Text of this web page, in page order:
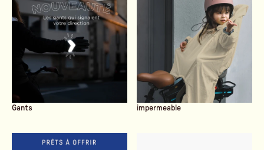
Gants impermeable